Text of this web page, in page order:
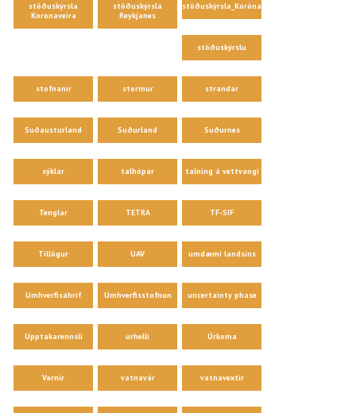
stöðuskýrsla
Koronaveira
stöðuskýrsla
Reykjanes
stöðuskýrsla_Kórónaveira
stöðuskýrslu
stofnanir stormur strandar
Suðausturland Suðurland Suðurnes
sýklar talhópar talning á vettvangi
Tenglar TETRA TF-SIF
Tillögur UAV umdæmi landsins
Umhverfisáhrif Umhverfisstofnun uncertainty phase
Upptakarennsli úrhelli Úrkoma
Varnir vatnavár vatnavextir